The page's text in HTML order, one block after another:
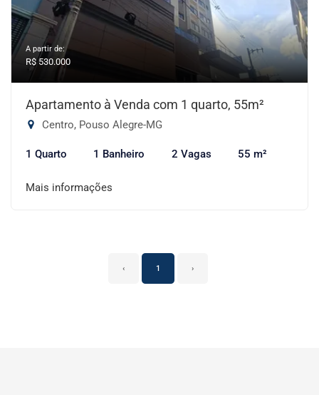
A partir de:
R$ 530.000
Apartamento à Venda com 1 quarto, 55m²
Centro, Pouso Alegre-MG
1 Quarto 1 Banheiro 2 Vagas 55 m²
Mais informações
‹ 1 ›